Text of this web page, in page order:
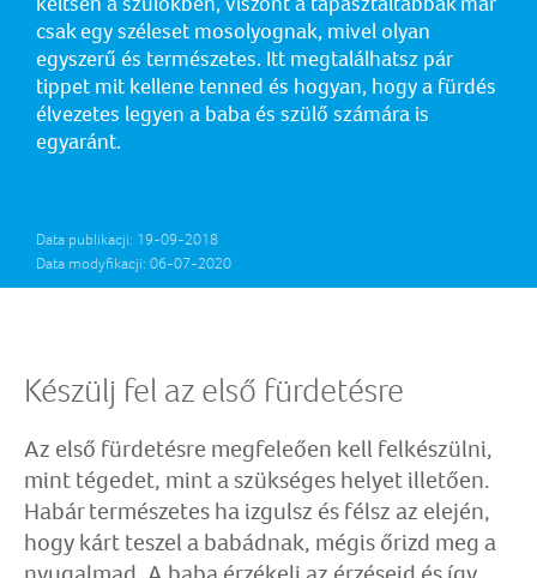
csak egy széleset mosolyognak, mivel olyan
egyszerű és természetes. Itt megtalálhatsz pár
tippet mit kellene tenned és hogyan, hogy a fürdés
élvezetes legyen a baba és szülő számára is
egyaránt.
Data publikacji: 19-09-2018
Data modyfikacji: 06-07-2020
Készülj fel az első fürdetésre
Az első fürdetésre megfeleően kell felkészülni,
mint tégedet, mint a szükséges helyet illetően.
Habár természetes ha izgulsz és félsz az elején,
hogy kárt teszel a babádnak, mégis őrizd meg a